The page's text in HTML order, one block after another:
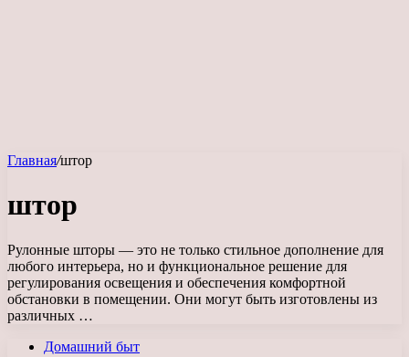
Главная/штор
штор
Рулонные шторы — это не только стильное дополнение для
любого интерьера, но и функциональное решение для
регулирования освещения и обеспечения комфортной
обстановки в помещении. Они могут быть изготовлены из
различных …
Домашний быт